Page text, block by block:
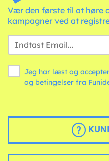
Vær den første til at høre
kampagner ved at
Jeg har læst og
og betingelser fra